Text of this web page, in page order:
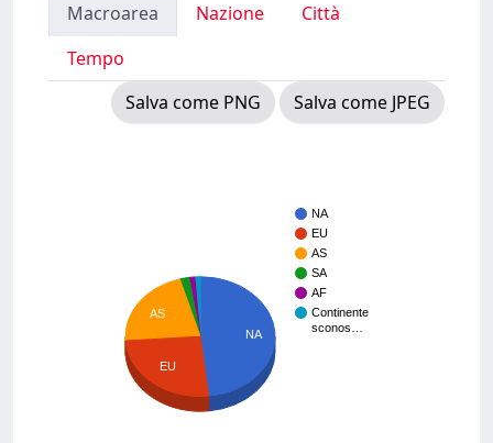
Macroarea Nazione
Città
Tempo
Salva come PNG
Salva come JPEG
NA
EU
AS
SA
AF
Continente
sconos…
NA
AS
EU